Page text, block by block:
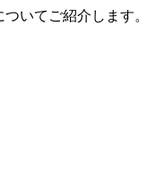
いてご紹介します。